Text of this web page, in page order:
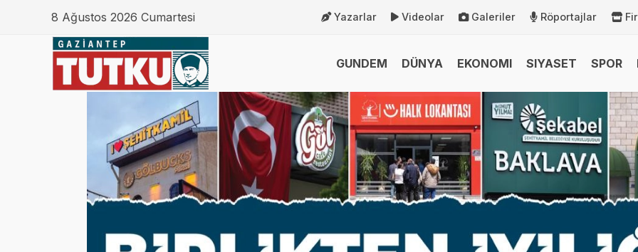
8 Ağustos 2026 Cumartesi Yazarlar Videolar Galeriler Röportajlar
GUNDEM DÜNYA EKONOMI SIYASET SPOR